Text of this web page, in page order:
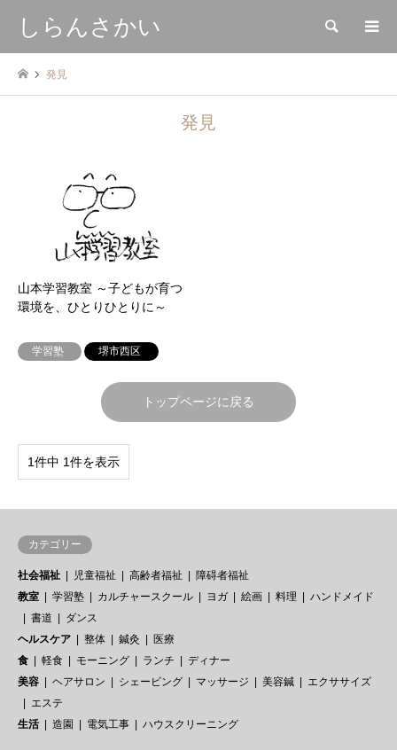
しらんさかい 検索
発見
発見
山本学習教室 ～子どもが育つ
環境を、ひとりひとりに～
学習塾 堺市西区
トップページに戻る
1件中 1件を表示
カテゴリー
社会福祉 児童福祉 高齢者福祉
障碍者福祉
教室
学習塾 カルチャースクール ヨガ 絵画 料理
ハンドメイド
書道
ダンス
ヘルスケア
整体 鍼灸
医療
食
軽食 モーニング ランチ
ディナー
美容
ヘアサロン シェービング マッサージ 美容鍼
エクササイズ
エステ
生活
造園 電気工事 ハウスクリーニング